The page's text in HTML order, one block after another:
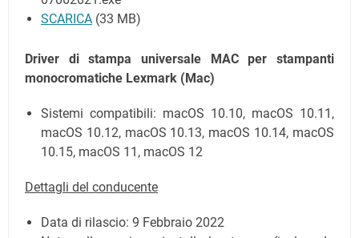
SCARICA (33 MB)
Driver di stampa universale MAC per stampanti
monocromatiche Lexmark (Mac)
Sistemi compatibili: macOS 10.10, macOS 10.11,
macOS 10.12, macOS 10.13, macOS 10.14, macOS
10.15, macOS 11, macOS 12
Dettagli del conducente
Data di rilascio: 9 Febbraio 2022